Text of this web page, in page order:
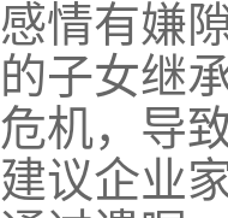
感情有嫌
的子女继
危机，导
建议企业